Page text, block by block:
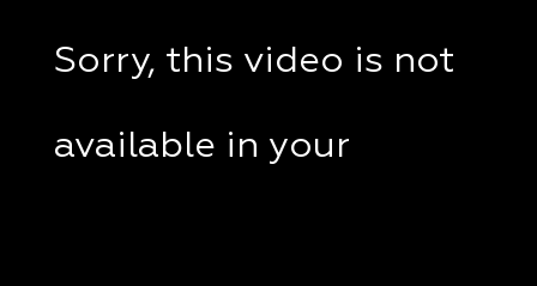
Sorry, this video is not
available in your